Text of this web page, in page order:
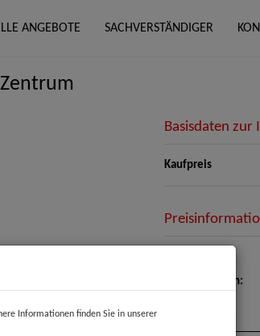
ANGEBOTE SACHVERSTÄNDIGER
Basisdaten zur
Kaufpreis
Betriebskosten:
Informationen finden Sie in unserer